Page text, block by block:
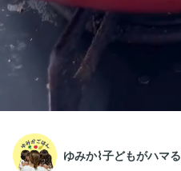
ゆみか⌇子どもがハマ